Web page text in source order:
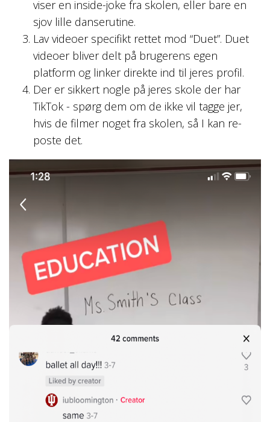
viser en inside-joke fra skolen, eller bare en
sjov lille danserutine.
Lav videoer specifikt rettet mod “Duet”. Duet
videoer bliver delt på brugerens egen
platform og linker direkte ind til jeres profil.
Der er sikkert nogle på jeres skole der har
TikTok - spørg dem om de ikke vil tagge jer,
hvis de filmer noget fra skolen, så I kan re-
poste det.